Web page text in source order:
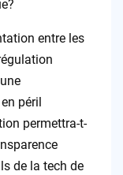
entre les
péril
permettra-t-
de la tech de